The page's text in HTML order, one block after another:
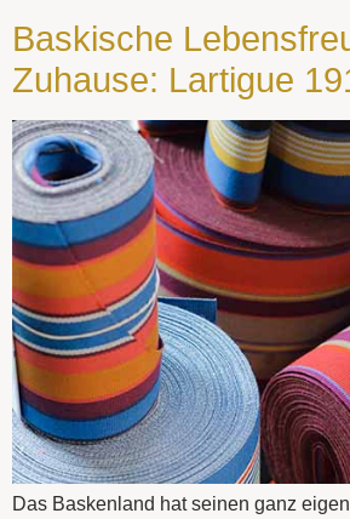
Baskische
Zuhause: Lartigue
Das Baskenland hat seinen ganz